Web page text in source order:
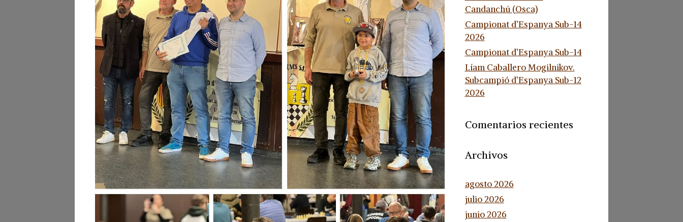
Candanchú (Osca)
Campionat d’Espanya Sub-14
2026
Campionat d’Espanya Sub-14
Líam Caballero Mogilnikov.
Subcampió d’Espanya Sub-12
2026
Comentarios recientes
Archivos
agosto 2026
julio 2026
junio 2026